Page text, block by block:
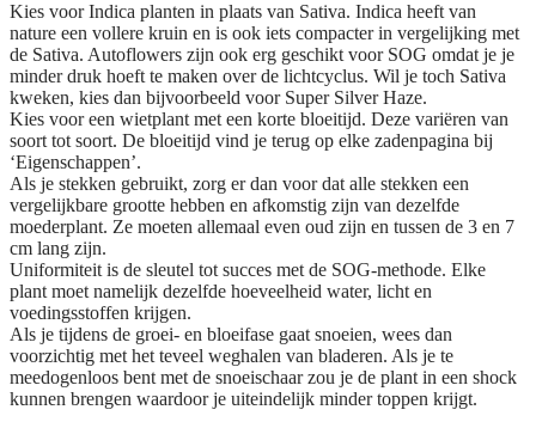
Kies voor Indica planten in plaats van Sativa. Indica heeft van
nature een vollere kruin en is ook iets compacter in vergelijking met
de Sativa. Autoflowers zijn ook erg geschikt voor SOG omdat je je
minder druk hoeft te maken over de lichtcyclus. Wil je toch Sativa
kweken, kies dan bijvoorbeeld voor Super Silver Haze.
Kies voor een wietplant met een korte bloeitijd. Deze variëren van
soort tot soort. De bloeitijd vind je terug op elke zadenpagina bij
‘Eigenschappen’.
Als je stekken gebruikt, zorg er dan voor dat alle stekken een
vergelijkbare grootte hebben en afkomstig zijn van dezelfde
moederplant. Ze moeten allemaal even oud zijn en tussen de 3 en 7
cm lang zijn.
Uniformiteit is de sleutel tot succes met de SOG-methode. Elke
plant moet namelijk dezelfde hoeveelheid water, licht en
voedingsstoffen krijgen.
Als je tijdens de groei- en bloeifase gaat snoeien, wees dan
voorzichtig met het teveel weghalen van bladeren. Als je te
meedogenloos bent met de snoeischaar zou je de plant in een shock
kunnen brengen waardoor je uiteindelijk minder toppen krijgt.